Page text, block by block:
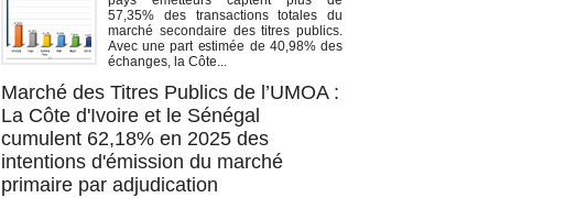
57,35% des transactions totales du
marché secondaire des titres publics.
Avec une part estimée de 40,98% des
échanges, la Côte...
Marché des Titres Publics de l’UMOA :
La Côte d'Ivoire et le Sénégal
cumulent 62,18% en 2025 des
intentions d'émission du marché
primaire par adjudication